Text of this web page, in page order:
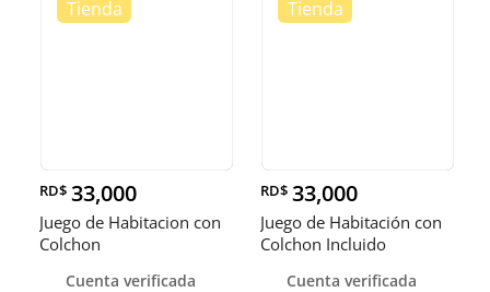
RD$ 33,000
Juego de Habitacion con
Colchon
Cuenta verificada
RD$ 33,000
Juego de Habitación con
Colchon Incluido
Cuenta verificada